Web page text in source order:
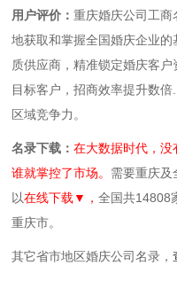
用户评价：重庆婚庆公司工商
地获取和掌握全国婚庆企业
质供应商，精准锁定婚庆客
目标客户，招商效率提升数
区域竞争力。
名录下载：在大数据时代，没
谁就掌控了市场。 需要重庆及
以在线下载▼，全国共14808
重庆市。
其它省市地区婚庆公司名录，